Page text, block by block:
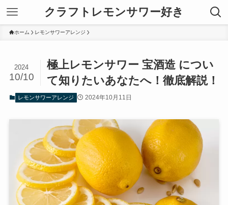
クラフトレモンサワー好き
ホーム レモンサワーアレンジ
極上レモンサワー 宝酒造 につい
て知りたいあなたへ！徹底解説！
2024
10/10
レモンサワーアレンジ 2024年10月11日